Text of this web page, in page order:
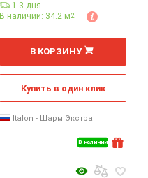
В наличии
1-3 дня
В наличии: 34.2 м2
м
В КОРЗИНУ
Купить в один клик
Italon - Шарм Экстра